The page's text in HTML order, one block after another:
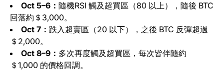
Oct 5–6： 隨機RSI 觸及超買區（80 以上），隨後 BTC
回落約＄3,000。
Oct 7： 跌入超賣區（20 以下），之後 BTC 反彈超過
＄2,000。
Oct 8–9： 多次再度觸及超買區，每次皆伴隨約
＄1,000 的價格回調。